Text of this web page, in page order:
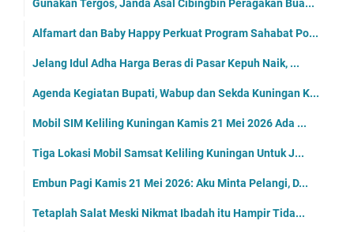
Gunakan Tergos, Janda Asal Cibingbin Peragakan Bua...
Alfamart dan Baby Happy Perkuat Program Sahabat Po...
Jelang Idul Adha Harga Beras di Pasar Kepuh Naik, ...
Agenda Kegiatan Bupati, Wabup dan Sekda Kuningan K...
Mobil SIM Keliling Kuningan Kamis 21 Mei 2026 Ada ...
Tiga Lokasi Mobil Samsat Keliling Kuningan Untuk J...
Embun Pagi Kamis 21 Mei 2026: Aku Minta Pelangi, D...
Tetaplah Salat Meski Nikmat Ibadah itu Hampir Tida...